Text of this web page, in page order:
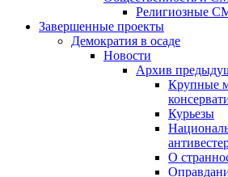
Религиозные
Завершенные проекты
Демократия в осаде
Новости
Архив
Крупные
Курьезы
О